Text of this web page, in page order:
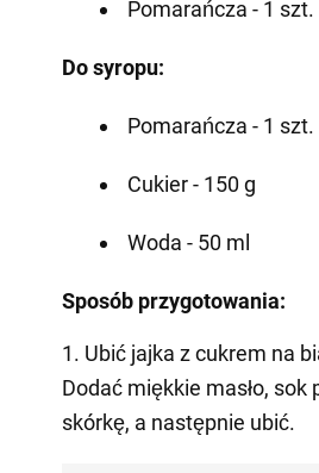
Pomarańcza - 1 szt.
Do syropu:
Pomarańcza - 1 szt.
Cukier - 150 g
Woda - 50 ml
Sposób przygotowania:
1. Ubić jajka z cukrem na
Dodać miękkie masło, sok
skórkę, a następnie ubić.